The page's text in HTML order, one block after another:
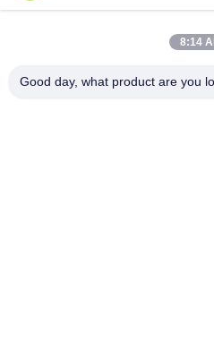
8:14
Good day, what product are you